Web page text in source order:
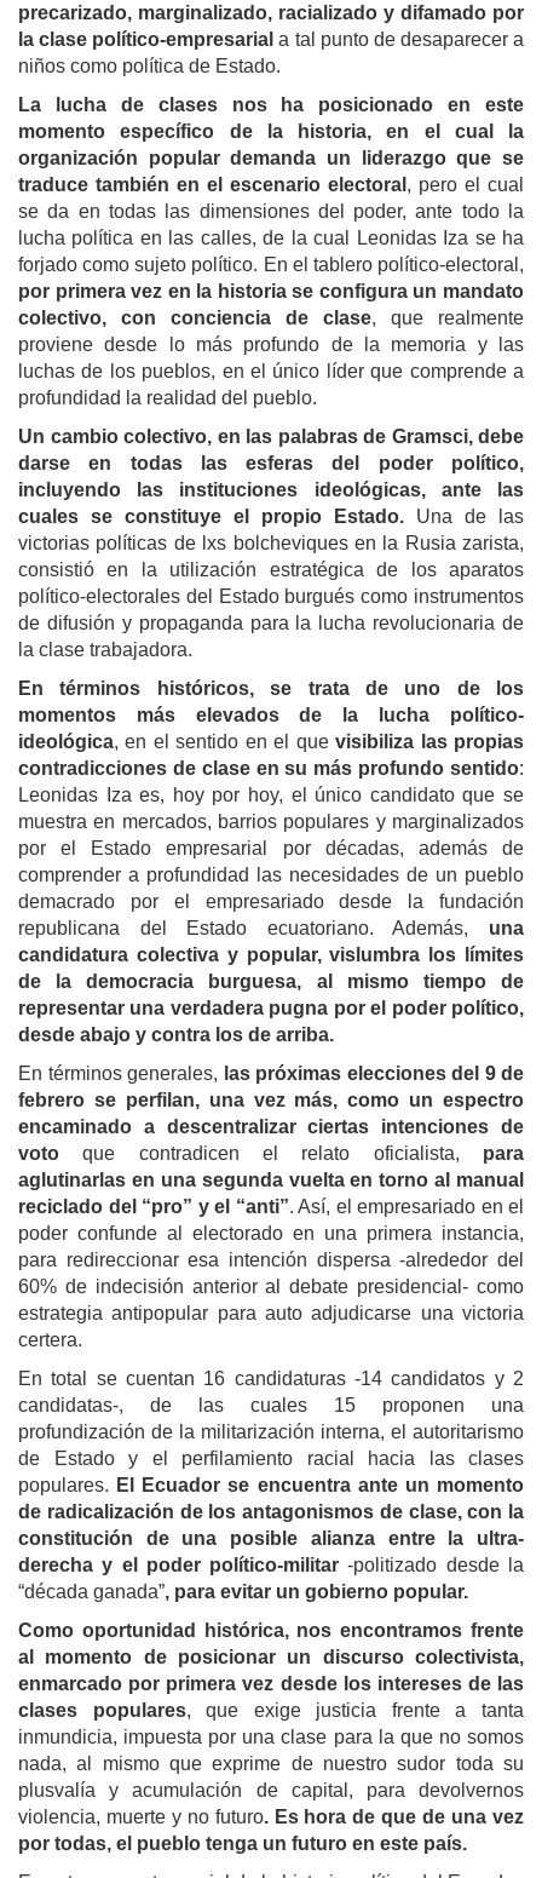
precarizado, marginalizado, racializado y difamado por
la clase político-empresarial a tal punto de desaparecer a
niños como política de Estado.
La lucha de clases nos ha posicionado en este
momento específico de la historia, en el cual la
organización popular demanda un liderazgo que se
traduce también en el escenario electoral , pero el cual
se da en todas las dimensiones del poder, ante todo la
lucha política en las calles, de la cual Leonidas Iza se ha
forjado como sujeto político. En el tablero político-electoral,
por primera vez en la historia se configura un mandato
colectivo, con conciencia de clase, que realmente
proviene desde lo más profundo de la memoria y las
luchas de los pueblos, en el único líder que comprende a
profundidad la realidad del pueblo.
Un cambio colectivo, en las palabras de Gramsci, debe
darse en todas las esferas del poder político,
incluyendo las instituciones ideológicas, ante
las
cuales se constituye el propio Estado. Una de las
victorias políticas de lxs bolcheviques en la Rusia zarista,
consistió en la utilización estratégica de los aparatos
político-electorales del Estado burgués como instrumentos
de difusión y propaganda para la lucha revolucionaria de
la clase trabajadora.
En términos históricos, se trata de uno de los
momentos más elevados de la lucha político-
ideológica, en el sentido en el quevisibiliza las propias
contradicciones de clase en su más profundo sentido:
Leonidas Iza es, hoy por hoy, el único candidato que se
muestra en mercados, barrios populares y marginalizados
por el Estado empresarial por décadas, además de
comprender a profundidad las necesidades de un pueblo
demacrado por el empresariado desde la fundación
republicana del Estado ecuatoriano. Además, una
candidatura colectiva y popular, vislumbra los límites
de la democracia burguesa, al mismo tiempo de
representar una verdadera pugna por el poder político,
desde abajo y contra los de arriba.
En términos generales, las próximas elecciones del 9 de
febrero se perfilan, una vez más, como un espectro
encaminado a descentralizar ciertas intenciones de
voto que contradicen el relato oficialista, para
aglutinarlas en una segunda vuelta en torno al manual
reciclado del “pro” y el “anti”. Así, el empresariado en el
poder confunde al electorado en una primera instancia,
para redireccionar esa intención dispersa -alrededor del
60% de indecisión anterior al debate presidencial- como
estrategia antipopular para auto adjudicarse una victoria
certera.
En total se cuentan 16 candidaturas -14 candidatos y 2
candidatas-, de las cuales 15 proponen una
profundización de la militarización interna, el autoritarismo
de Estado y el perfilamiento racial hacia las clases
populares. El Ecuador se encuentra ante un momento
de radicalización de los antagonismos de clase, con la
constitución de una posible alianza entre la ultra-
derechay el poder político-militar-politizado desde la
“década ganada”, para evitar un gobierno popular.
Como oportunidad histórica, nos encontramos frente
al momento de posicionar un discurso colectivista,
enmarcado por primera vez desde los intereses de las
clases populares, que exige justicia frente a tanta
inmundicia, impuesta por una clase para la que no somos
nada, al mismo que exprime de nuestro sudor toda su
plusvalía y acumulación de capital, para devolvernos
violencia, muerte y no futuro. Es hora de que de una vez
por todas, el pueblo tenga un futuro en este país.